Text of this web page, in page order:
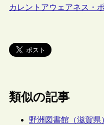
カレントアウェアネス・
類似の記事
野洲図書館（滋賀